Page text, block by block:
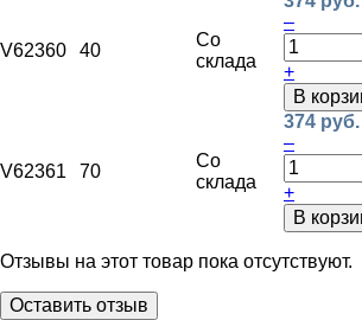
V62360 40
Со
склада
–
+
В
V62361 70
Со
склада
374 руб.
–
+
В
Отзывы на этот товар пока отсутствуют.
Оставить отзыв